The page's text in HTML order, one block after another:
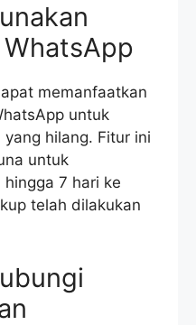
memanfaatkan
untuk
hilang. Fitur ini
untuk
7 hari ke
telah dilakukan